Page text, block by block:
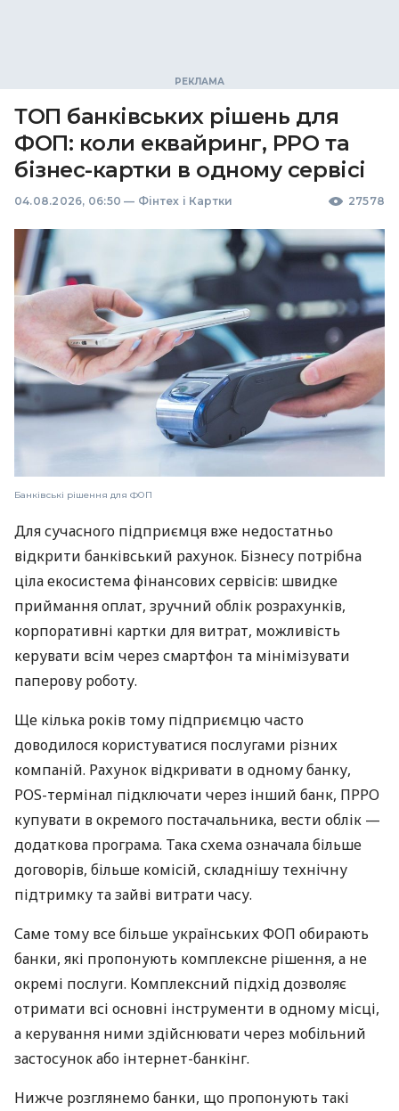
ТОП банківських рішень для
ФОП: коли еквайринг, РРО та
бізнес-картки в одному сервісі
04.08.2026, 06:50 — Фінтех і Картки 27578
Банківські рішення для ФОП
Для сучасного підприємця вже недостатньо
відкрити банківський рахунок. Бізнесу потрібна
ціла екосистема фінансових сервісів: швидке
приймання оплат, зручний облік розрахунків,
корпоративні картки для витрат, можливість
керувати всім через смартфон та мінімізувати
паперову роботу.
Ще кілька років тому підприємцю часто
доводилося користуватися послугами різних
компаній. Рахунок відкривати в одному банку,
POS-термінал підключати через інший банк, ПРРО
купувати в окремого постачальника, вести облік —
додаткова програма. Така схема означала більше
договорів, більше комісій, складнішу технічну
підтримку та зайві витрати часу.
Саме тому все більше українських ФОП обирають
банки, які пропонують комплексне рішення, а не
окремі послуги. Комплексний підхід дозволяє
отримати всі основні інструменти в одному місці,
а керування ними здійснювати через мобільний
застосунок або інтернет-банкінг.
Нижче розглянемо банки, що пропонують такі